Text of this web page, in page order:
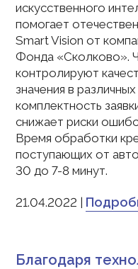
искусственного
помогает
Smart Vision от
Фонда «Сколково».
контролируют
значения в
комплектность
снижает риски
Время обработки
поступающих от
30 до 7-8 минут.
21.04.2022 |
Благодаря